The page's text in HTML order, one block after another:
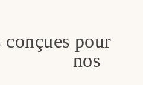
pour
nos